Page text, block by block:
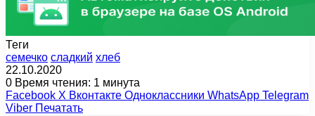
Теги
семечко сладкий хлеб
22.10.2020
0 Время чтения: 1 минута
Facebook X Вконтакте Одноклассники WhatsApp Telegram
Viber Печатать